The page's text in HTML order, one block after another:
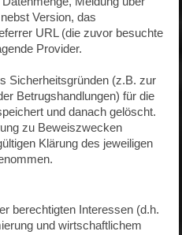
Version, das
URL (die zuvor besuchte
Provider.
Sicherheitsgründen (z.B. zur
Betrugshandlungen) für die
und danach gelöscht.
zu Beweiszwecken
Klärung des jeweiligen
berechtigten Interessen (d.h.
und wirtschaftlichem